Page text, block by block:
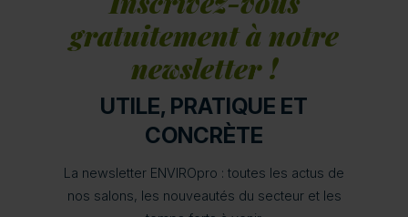
gratuitement à notre
newsletter !
UTILE, PRATIQUE ET
CONCRÈTE
La newsletter ENVIROpro : toutes les actus de
nos salons, les nouveautés du secteur et les